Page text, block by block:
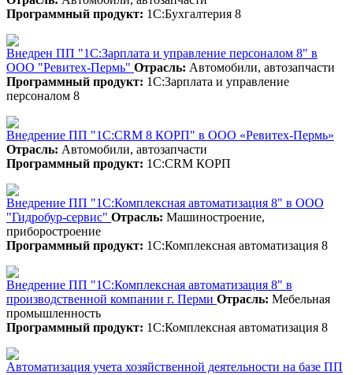
Программный продукт: 1С:Бухгалтерия 8
Внедрен ПП "1С:Зарплата и управление персоналом 8" в
ООО "Ревитех-Пермь" Отрасль: Автомобили, автозапчасти
Программный продукт: 1С:Зарплата и управление
персоналом 8
Внедрение ПП "1С:CRM 8 КОРП" в ООО «Ревитех-Пермь»
Отрасль: Автомобили, автозапчасти
Программный продукт: 1С:CRM КОРП
Внедрение ПП "1С:Комплексная автоматизация 8" в ООО
"Гидробур-сервис" Отрасль: Машиностроение,
приборостроение
Программный продукт: 1С:Комплексная автоматизация 8
Внедрение ПП "1С:Комплексная автоматизация 8" в
производственной компании г. Перми Отрасль: Мебельная
промышленность
Программный продукт: 1С:Комплексная автоматизация 8
Автоматизация учета хозяйственной деятельности на базе ПП